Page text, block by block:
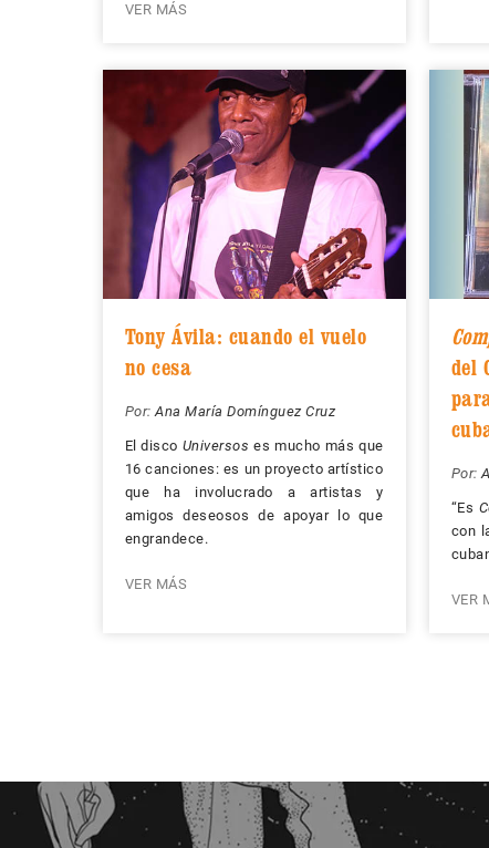
VER MÁS
Tony Ávila: cuando el vuelo
no cesa
Por: Ana María Domínguez Cruz
El disco Universos es mucho más que
16 canciones: es un proyecto artístico
que ha involucrado a artistas y
amigos deseosos de apoyar lo que
engrandece.
VER MÁS
del
Por:
“Es
con
VER